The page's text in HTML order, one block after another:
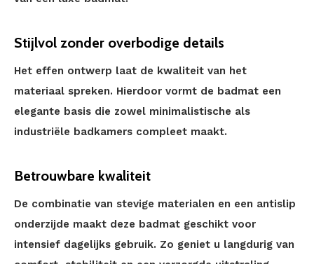
Stijlvol zonder overbodige details
Het effen ontwerp laat de kwaliteit van het
materiaal spreken. Hierdoor vormt de badmat een
elegante basis die zowel minimalistische als
industriële badkamers compleet maakt.
Betrouwbare kwaliteit
De combinatie van stevige materialen en een antislip
onderzijde maakt deze badmat geschikt voor
intensief dagelijks gebruik. Zo geniet u langdurig van